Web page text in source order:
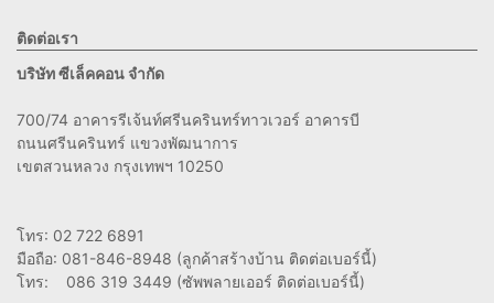
ติดต่อเรา
บริษัท ซีเล็คคอน จำกัด
700/74 อาคารรีเจ้นท์ศรีนครินทร์ทาวเวอร์ อาคารบี
ถนนศรีนครินทร์ แขวงพัฒนาการ
เขตสวนหลวง กรุงเทพฯ 10250
โทร: 02 722 6891
มือถือ: 081-846-8948 (ลูกค้าสร้างบ้าน ติดต่อเบอร์นี้)
โทร: 086 319 3449 (ซัพพลายเออร์ ติดต่อเบอร์นี้)